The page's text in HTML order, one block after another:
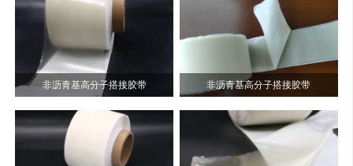
非沥青基高分子搭接胶带 非沥青基高分子搭接胶带